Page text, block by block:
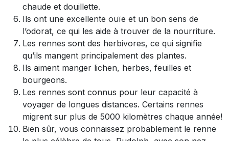
chaude et douillette.
Ils ont une excellente ouïe et un bon sens de
l’odorat, ce qui les aide à trouver de la nourriture.
Les rennes sont des herbivores, ce qui signifie
qu’ils mangent principalement des plantes.
Ils aiment manger lichen, herbes, feuilles et
bourgeons.
Les rennes sont connus pour leur capacité à
voyager de longues distances. Certains rennes
migrent sur plus de 5000 kilomètres chaque année!
Bien sûr, vous connaissez probablement le renne